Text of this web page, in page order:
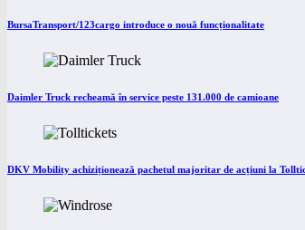
BursaTransport/123cargo introduce o nouă funcționalitate
Daimler Truck recheamă în service peste 131.000 de camioane
DKV Mobility achiziționează pachetul majoritar de acțiuni la